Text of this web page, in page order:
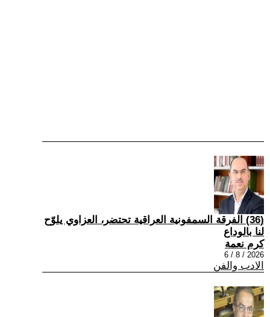
(36) الفرقة السمفونية العراقية تحتضر، العزاوي يلوّح
لنا بالوداع
كرم نعمة
2026 / 8 / 6
الادب والفن